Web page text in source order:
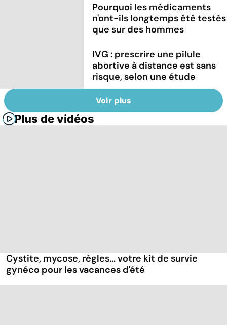
Pourquoi les médicaments
n'ont-ils longtemps été testés
que sur des hommes
IVG : prescrire une pilule
abortive à distance est sans
risque, selon une étude
Voir plus
Plus de vidéos
Cystite, mycose, règles... votre kit de survie
gynéco pour les vacances d'été